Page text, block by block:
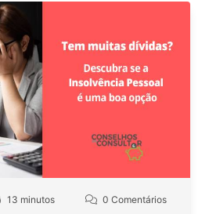
13 minutos 0 Comentários